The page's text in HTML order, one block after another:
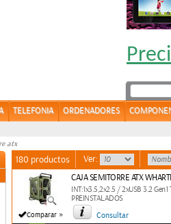
TELEFONIA ORDENADORES
atx
180 productos Ver:
Comparar »
CAJA SEMITORRE ATX
INT:1x3.5,2x2.5 / 2xUSB 3.2
PREINSTALADOS
Consultar